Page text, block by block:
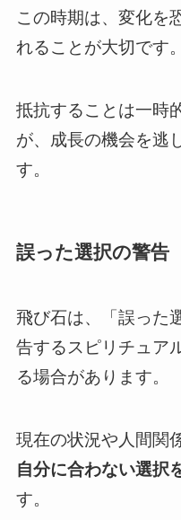
この時期は、変化を
れることが大切です。
抵抗することは一時
が、成長の機会を逃
す。
誤った選択の警告
飛び石は、「誤った
告するスピリチュア
る場合があります。
現在の状況や人間関
自分に合わない選択
す。